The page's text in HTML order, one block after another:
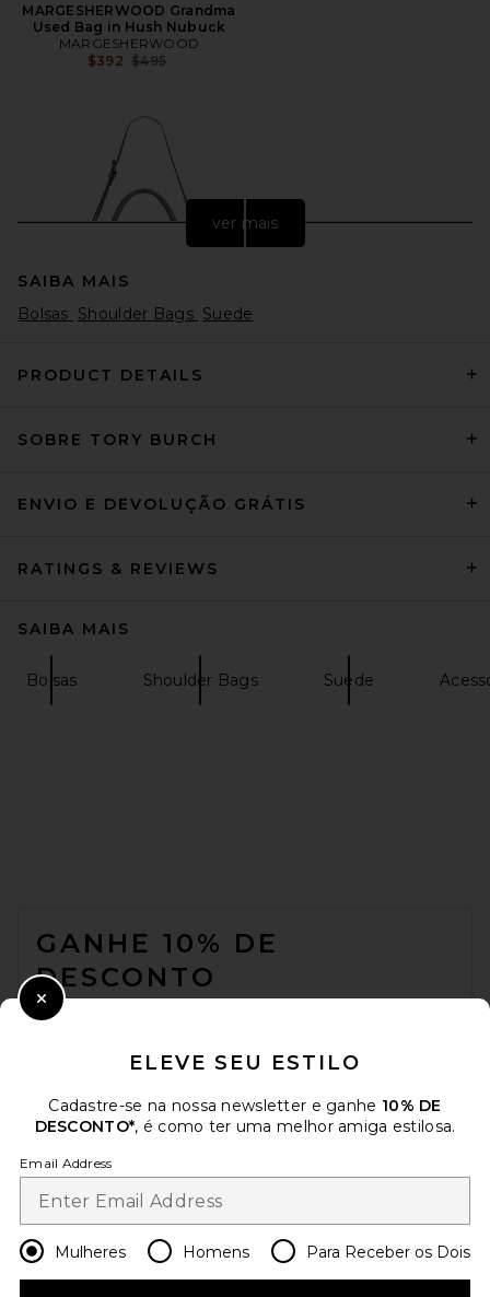
MARGESHERWOOD Grandma
Used Bag in Hush Nubuck
MARGESHERWOOD
$392 Preço anterior:
$495
Free People x We The Free
ver mais
SAIBA MAIS
Bolsas Shoulder Bags Suede
PRODUCT DETAILS
SOBRE TORY BURCH
ENVIO E DEVOLUÇÃO GRÁTIS
RATINGS & REVIEWS
SAIBA MAIS
Bolsas Shoulder Bags Suede
GANHE 10% DE
DESCONTO
Quando você se inscreve em nossa newsletter enviando seu e-mail.
Sign Up
Change Country Regions
ELEVE SEU ESTILO
Cadastre-se na nossa newsletter e ganhe 10% DE
DESCONTO*, é como ter uma melhor amiga estilosa.
Email Address
Mulheres Homens Para Receber os Dois
Close Modal